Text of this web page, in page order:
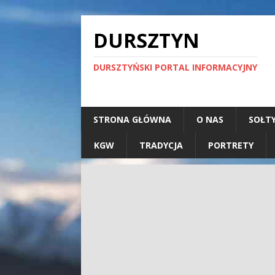
DURSZTYN
DURSZTYŃSKI PORTAL INFORMACYJNY
STRONA GŁÓWNA O NAS
KGW TRADYCJA PORTRETY